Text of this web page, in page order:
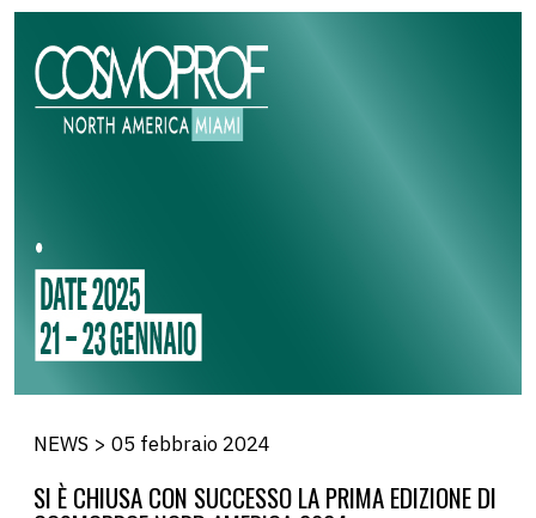
NEWS > 05 febbraio 2024
SI È CHIUSA CON SUCCESSO LA PRIMA EDIZIONE DI